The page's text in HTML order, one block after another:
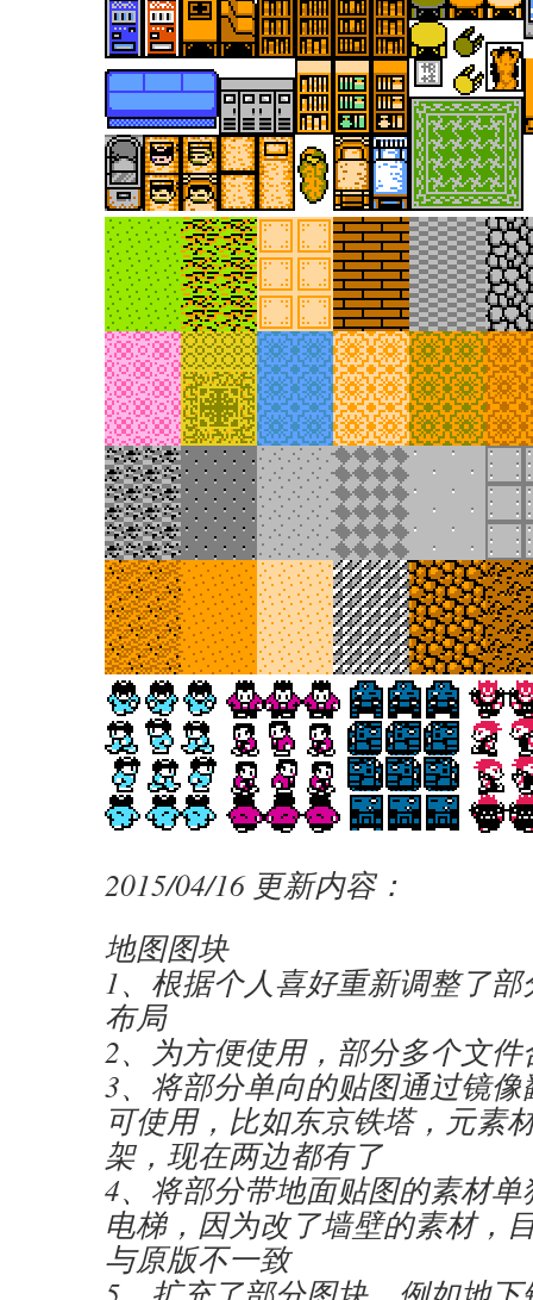
2015/04/16 更新内容：
地图图块
1、根据个人喜好重新调整了
布局
2、为方便使用，部分多个文
3、将部分单向的贴图通过镜
可使用，比如东京铁塔，元素
架，现在两边都有了
4、将部分带地面贴图的素材
电梯，因为改了墙壁的素材，
与原版不一致